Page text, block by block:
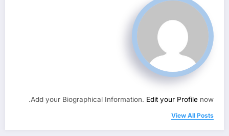
Add your Biographical Information. Edit your Profile now.
View All Posts